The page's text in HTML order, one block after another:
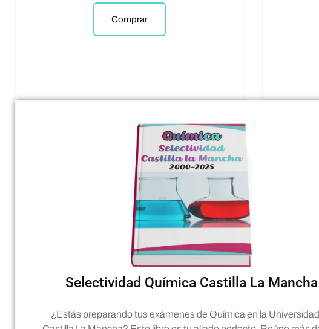
Comprar
Selectividad Química Castilla La Mancha
¿Estás preparando tus exámenes de Química en la